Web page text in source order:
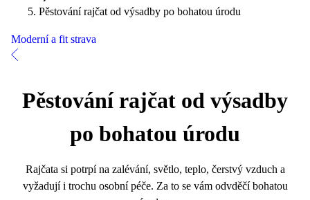
Pěstování rajčat od výsadby po bohatou úrodu
Moderní a fit strava
Pěstování rajčat od výsadby
po bohatou úrodu
Rajčata si potrpí na zalévání, světlo, teplo, čerstvý vzduch a
vyžadují i trochu osobní péče. Za to se vám odvděčí bohatou